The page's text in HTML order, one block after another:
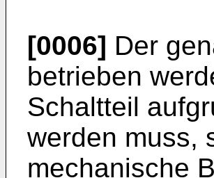
[0006] Der
betrieben
Schaltteil
werden muss,
mechanische